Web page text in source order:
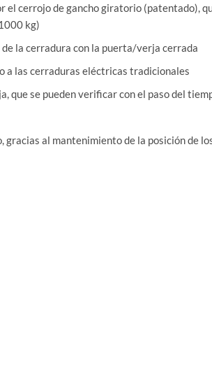
el cerrojo de gancho giratorio (patentado),
kg)
la cerradura con la puerta/verja cerrada
a las cerraduras eléctricas tradicionales
que se pueden verificar con el paso del
al mantenimiento de la posición de